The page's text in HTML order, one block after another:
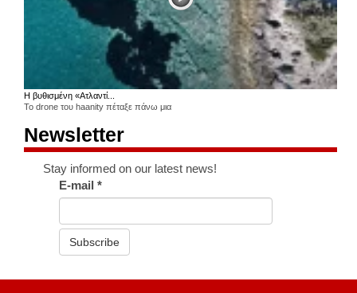
Η βυθισμένη «Ατλαντί...
Το drone του haanity πέταξε πάνω μια
Newsletter
Stay informed on our latest news!
E-mail*
Subscribe